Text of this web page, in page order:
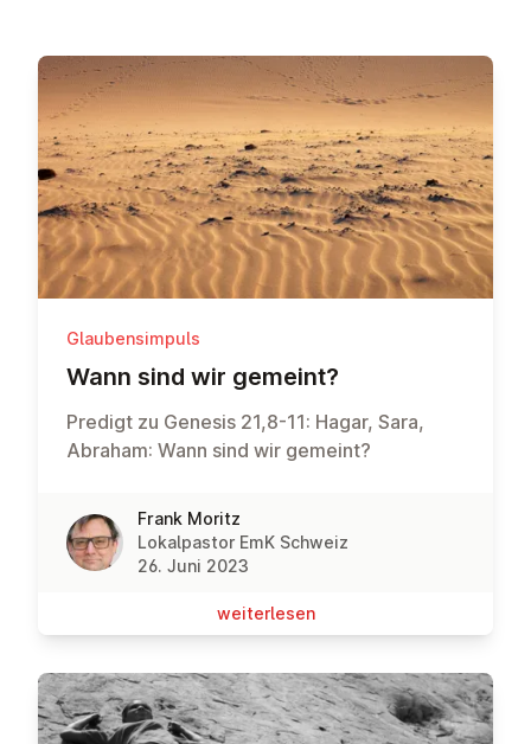
Glaubensimpuls
Wann sind wir gemeint?
Predigt zu Genesis 21,8-11: Hagar, Sara,
Abraham: Wann sind wir gemeint?
Frank Moritz
Lokalpastor EmK Schweiz
26. Juni 2023
wei­ter­le­sen